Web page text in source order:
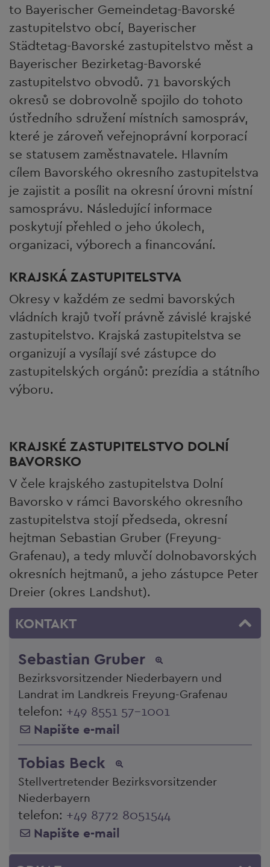
to Bayerischer Gemeindetag-Bavorské
zastupitelstvo obcí, Bayerischer
Städtetag-Bavorské zastupitelstvo měst a
Bayerischer Bezirketag-Bavorské
zastupitelstvo obvodů. 71 bavorských
okresů se dobrovolně spojilo do tohoto
ústředního sdružení místních samospráv,
které je zároveň veřejnoprávní korporací
se statusem zaměstnavatele. Hlavním
cílem Bavorského okresního zastupitelstva
je zajistit a posílit na okresní úrovni místní
samosprávu. Následující informace
poskytují přehled o jeho úkolech,
organizaci, výborech a financování.
KRAJSKÁ ZASTUPITELSTVA
Okresy v každém ze sedmi bavorských
vládních krajů tvoří právně závislé krajské
zastupitelstvo. Krajská zastupitelstva se
organizují a vysílají své zástupce do
zastupitelských orgánů: prezídia a státního
výboru.
KRAJSKÉ ZASTUPITELSTVO DOLNÍ
BAVORSKO
V čele krajského zastupitelstva Dolní
Bavorsko v rámci Bavorského okresního
zastupitelstva stojí předseda, okresní
hejtman Sebastian Gruber (Freyung-
Grafenau), a tedy mluvčí dolnobavorských
okresních hejtmanů, a jeho zástupce Peter
Dreier (okres Landshut).
KONTAKT
Sebastian Gruber
Bezirksvorsitzender Niederbayern und
Landrat im Landkreis Freyung-Grafenau
telefon: +49 8551 57-1001
Napište e-mail
Tobias Beck
Stellvertretender Bezirksvorsitzender
Niederbayern
telefon: +49 8772 8051544
Napište e-mail